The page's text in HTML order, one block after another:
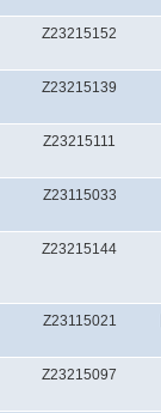
Z23215152
Z23215139
Z23215111
Z23115033
Z23215144
Z23115021
Z23215097